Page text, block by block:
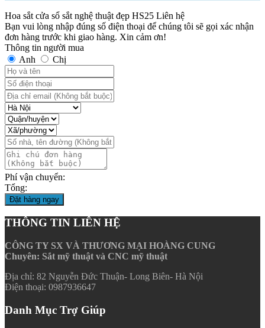
Hoa sắt cửa sổ sắt nghệ thuật đẹp HS25 Liên hệ
Bạn vui lòng nhập đúng số điện thoại để chúng tôi sẽ gọi xác nhận
đơn hàng trước khi giao hàng. Xin cảm ơn!
Thông tin người mua
Anh
Chị
Phí vận chuyển:
Tổng:
Đặt hàng ngay
THÔNG TIN LIÊN HỆ
CÔNG TY SX VÀ THƯƠNG MẠI HOÀNG CUNG
Chuyên: Sắt mỹ thuật và CNC mỹ thuật
Địa chỉ: 82 Nguyễn Đức Thuận- Long Biên- Hà Nội
Điện thoại: 0987936647
Danh Mục Trợ Giúp